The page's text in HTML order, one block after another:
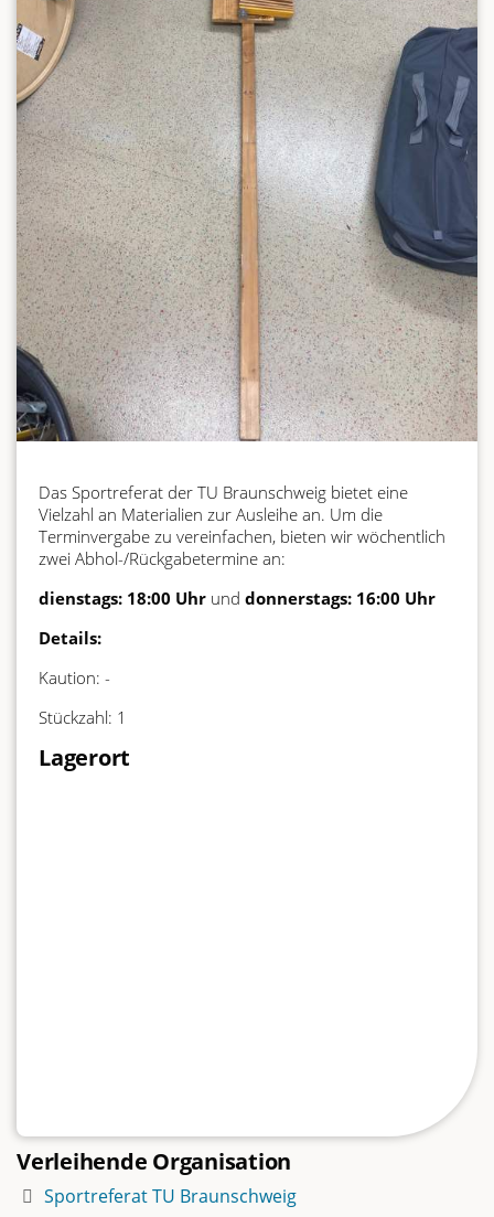
Das Sportreferat der TU Braunschweig bietet eine
Vielzahl an Materialien zur Ausleihe an. Um die
Terminvergabe zu vereinfachen, bieten wir wöchentlich
zwei Abhol-/Rückgabetermine an:
dienstags: 18:00 Uhr und donnerstags: 16:00 Uhr
Details:
Kaution: -
Stückzahl: 1
Lagerort
Verleihende Organisation
Sportreferat TU Braunschweig